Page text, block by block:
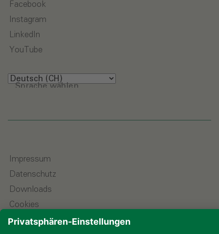
Facebook
Instagram
LinkedIn
YouTube
Sprache wählen
Impressum
Datenschutz
Downloads
Cookies